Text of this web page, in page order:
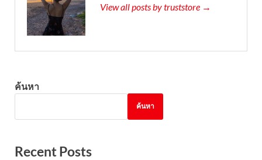
View all posts by truststore →
ค้นหา
ค้นหา
Recent Posts